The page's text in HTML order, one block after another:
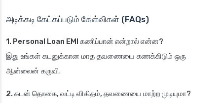
அடிக்கடி கேட்கப்படும் கேள்விகள் (FAQs)
1. Personal Loan EMI கணிப்பான் என்றால் என்ன?
இது உங்கள் கடனுக்கான மாத தவணையை கணக்கிடும் ஒரு
ஆன்லைன் கருவி.
2. கடன் தொகை, வட்டி விகிதம், தவணையை மாற்ற முடியுமா?